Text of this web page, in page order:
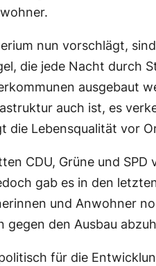
nun vorschlägt,
die jede Nacht durch
ausgebaut
auch ist, es
die Lebensqualität vor
CDU, Grüne und
gab es in den
und Anwohner
gegen den Ausbau
für die